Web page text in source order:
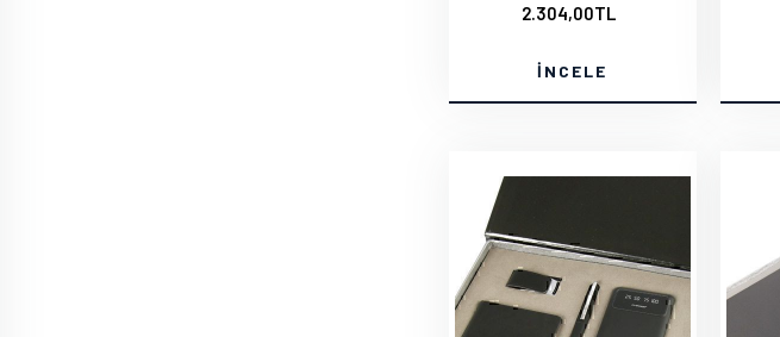
2.304,00TL
İNCELE